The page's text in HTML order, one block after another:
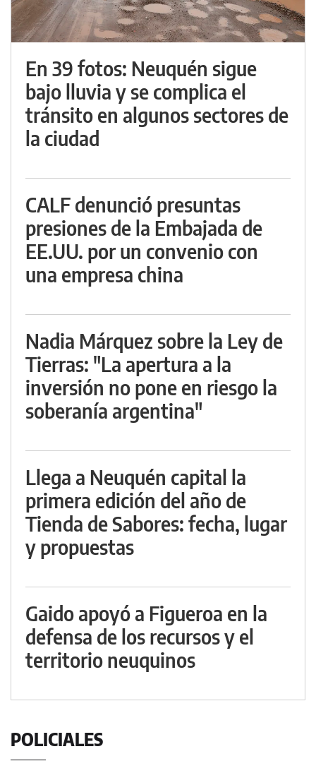
En 39 fotos: Neuquén sigue
bajo lluvia y se complica el
tránsito en algunos sectores de
la ciudad
CALF denunció presuntas
presiones de la Embajada de
EE.UU. por un convenio con
una empresa china
Nadia Márquez sobre la Ley de
Tierras: "La apertura a la
inversión no pone en riesgo la
soberanía argentina"
Llega a Neuquén capital la
primera edición del año de
Tienda de Sabores: fecha, lugar
y propuestas
Gaido apoyó a Figueroa en la
defensa de los recursos y el
territorio neuquinos
POLICIALES